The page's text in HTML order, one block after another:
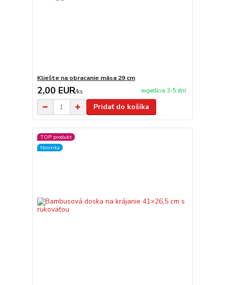
Kliešte na obracanie mäsa 29 cm
2,00 EUR/ks expedícia 3-5 dní
Pridať do košíka
TOP produkt
Novinka